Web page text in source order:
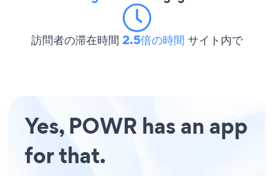
訪問者の滞在時間 2.5倍の時間 サイト内で
Yes, POWR has an app
for that.